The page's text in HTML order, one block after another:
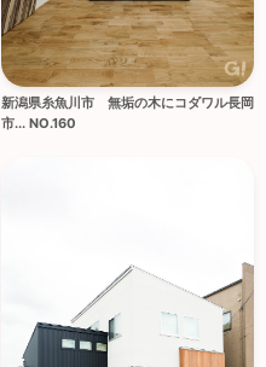
新潟県糸魚川市 無垢の木にコダワル長岡
市... NO.160